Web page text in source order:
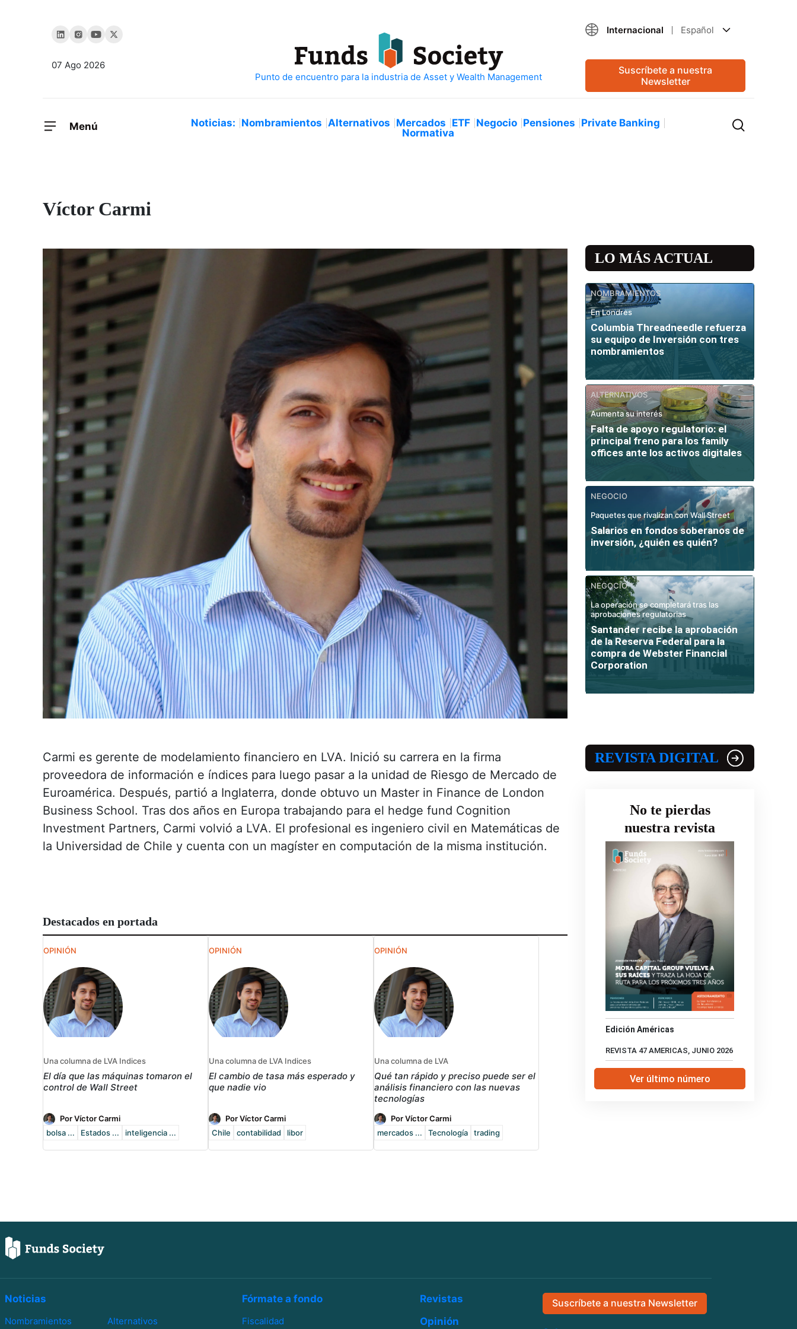
07 Ago 2026
Internacional Español
Suscríbete a nuestra
Newsletter
Menú Noticias: Nombramientos Alternativos Mercados ETF Negocio Pensiones Private Banking
Normativa
Víctor Carmi
Carmi es gerente de modelamiento financiero en LVA. Inició su carrera en la firma
proveedora de información e índices para luego pasar a la unidad de Riesgo de Mercado de
Euroamérica. Después, partió a Inglaterra, donde obtuvo un Master in Finance de London
Business School. Tras dos años en Europa trabajando para el hedge fund Cognition
Investment Partners, Carmi volvió a LVA. El profesional es ingeniero civil en Matemáticas de
la Universidad de Chile y cuenta con un magíster en computación de la misma institución.
Destacados en portada
OPINIÓN
Una columna de LVA Indices
El día que las máquinas tomaron el
control de Wall Street
Por Víctor Carmi
bolsa ...
Estados ... inteligencia ...
OPINIÓN
Una columna de LVA Indices
El cambio de tasa más esperado y
que nadie vio
Por Víctor Carmi
Chile
contabilidad libor
OPINIÓN
Una columna de LVA
Qué tan rápido y preciso puede ser el
análisis financiero con las nuevas
tecnologías
Por Víctor Carmi
mercados ...
Tecnología trading
LO MÁS ACTUAL
NOMBRAMIENTOS
En Londres
Columbia Threadneedle refuerza
su equipo de Inversión con tres
nombramientos
ALTERNATIVOS
Aumenta su interés
Falta de apoyo regulatorio: el
principal freno para los family
offices ante los activos digitales
NEGOCIO
Paquetes que rivalizan con Wall Street
Salarios en fondos soberanos de
inversión, ¿quién es quién?
NEGOCIO
La operación se completará tras las
aprobaciones regulatorias
Santander recibe la aprobación
de la Reserva Federal para la
compra de Webster Financial
Corporation
REVISTA DIGITAL
No te pierdas
nuestra revista
Edición Américas
REVISTA 47 AMERICAS, JUNIO 2026
Ver último número
Noticias
Nombramientos
Alternativos
Fórmate a fondo
Fiscalidad
Revistas
Opinión
Suscríbete a nuestra Newsletter